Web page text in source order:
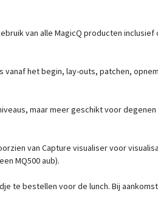
van alle MagicQ producten inclusief
het begin, lay-outs, patchen,
maar meer geschikt voor
van Capture visualiser voor
MQ500 aub).
te bestellen voor de lunch. Bij